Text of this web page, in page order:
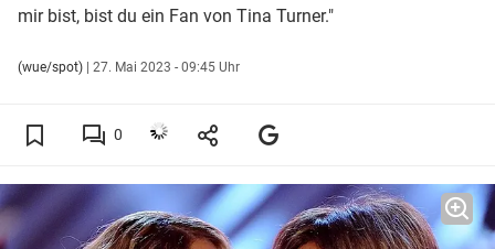
mir bist, bist du ein Fan von Tina Turner."
(wue/spot) | 27. Mai 2023 - 09:45 Uhr
0